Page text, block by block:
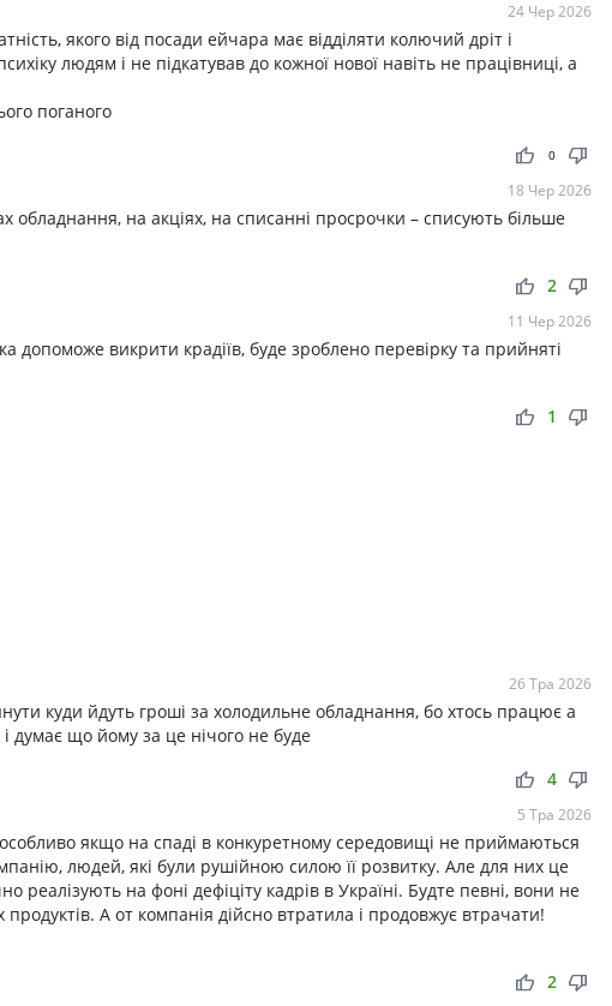
24 Чер 2026
якого від посади ейчара має відділяти колючий дріт і
людям і не підкатував до кожної нової навіть не працівниці, а
поганого
thumb_up thumb_down
0
18 Чер 2026
обладнання, на акціях, на списанні просрочки – списують більше
thumb_up thumb_down
2
11 Чер 2026
допоможе викрити крадіїв, буде зроблено перевірку та прийняті
thumb_up thumb_down
1
26 Тра 2026
куди йдуть гроші за холодильне обладнання, бо хтось працює а
думає що йому за це нічого не буде
thumb_up thumb_down
4
5 Тра 2026
якщо на спаді в конкуретному середовищі не приймаються
людей, які були рушійною силою її розвитку. Але для них це
реалізують на фоні дефіціту кадрів в Україні. Будте певні, вони не
А от компанія дійсно втратила і продовжує втрачати!
thumb_up thumb_down
2